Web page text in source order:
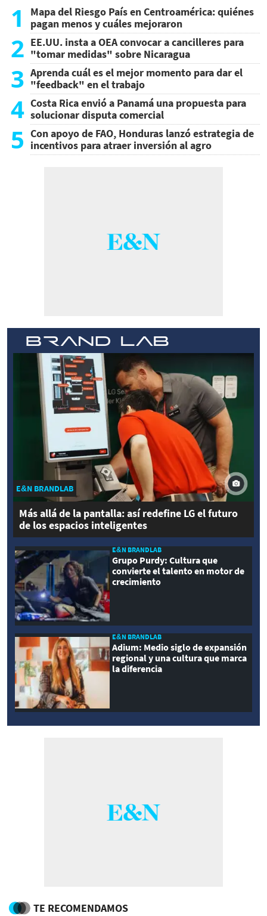
1
Mapa del Riesgo País en Centroamérica: quiénes
pagan menos y cuáles mejoraron
2 EE.UU. insta a OEA convocar a cancilleres para
"tomar medidas" sobre Nicaragua
3 Aprenda cuál es el mejor momento para dar el
"feedback" en el trabajo
4 Costa Rica envió a Panamá una propuesta para
solucionar disputa comercial
5 Con apoyo de FAO, Honduras lanzó estrategia de
incentivos para atraer inversión al agro
E&N BRANDLAB
Más allá de la pantalla: así redefine LG el futuro
de los espacios inteligentes
E&N BRANDLAB
Grupo Purdy: Cultura que
convierte el talento en motor de
crecimiento
E&N BRANDLAB
Adium: Medio siglo de expansión
regional y una cultura que marca
la diferencia
TE RECOMENDAMOS